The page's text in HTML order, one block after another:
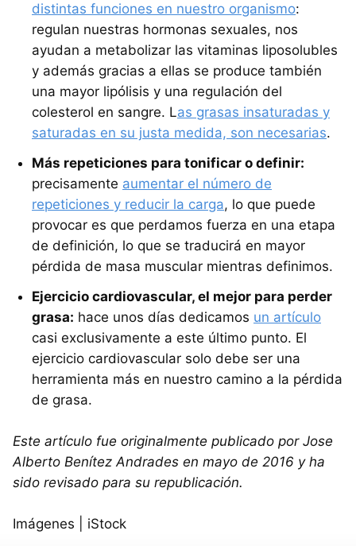
distintas funciones en nuestro organismo:
regulan nuestras hormonas sexuales, nos
ayudan a metabolizar las vitaminas liposolubles
y además gracias a ellas se produce también
una mayor lipólisis y una regulación del
colesterol en sangre. Las grasas insaturadas y
saturadas en su justa medida, son necesarias.
Más repeticiones para tonificar o definir:
precisamente aumentar el número de
repeticiones y reducir la carga, lo que puede
provocar es que perdamos fuerza en una etapa
de definición, lo que se traducirá en mayor
pérdida de masa muscular mientras definimos.
Ejercicio cardiovascular, el mejor para perder
grasa: hace unos días dedicamos un artículo
casi exclusivamente a este último punto. El
ejercicio cardiovascular solo debe ser una
herramienta más en nuestro camino a la pérdida
de grasa.
Este artículo fue originalmente publicado por Jose
Alberto Benítez Andrades en mayo de 2016 y ha
sido revisado para su republicación.
Imágenes | iStock